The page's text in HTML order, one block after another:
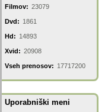
Filmov: 23079
Dvd: 1861
Hd: 14893
Xvid: 20908
Vseh prenosov: 17717200
Uporabniški meni